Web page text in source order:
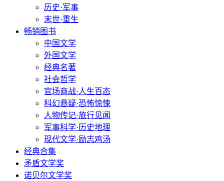
历史·军事
末世·重生
畅销图书
中国文学
外国文学
经典名著
社会哲学
官场商战·人生百态
科幻悬疑·恐怖惊悚
人物传记·旅行见闻
军事科学·历史地理
现代文学·励志鸡汤
经典合集
矛盾文学奖
诺贝尔文学奖